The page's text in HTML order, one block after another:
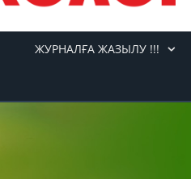
ЖУРНАЛҒА ЖАЗЫЛУ !!!